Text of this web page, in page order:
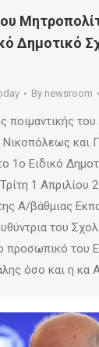
Δημοτικό
By newsroom
ποιμαντικής
και
1ο Ειδικό
1 Απριλίου
Α/βάθμιας
του
προσωπικό του
όσο και η κα